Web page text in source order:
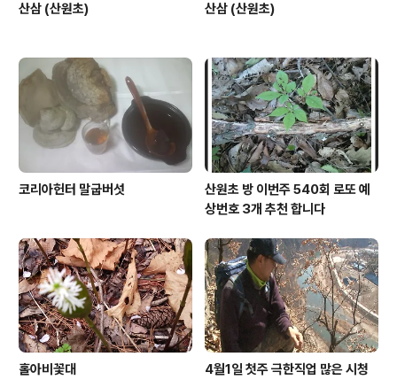
산삼 (산원초) 산삼 (산원초)
코리아헌터 말굽버섯
산원초 방 이번주 540회 로또 예
상번호 3개 추천 합니다
홀아비꽃대
4월1일 첫주 극한직업 많은 시청